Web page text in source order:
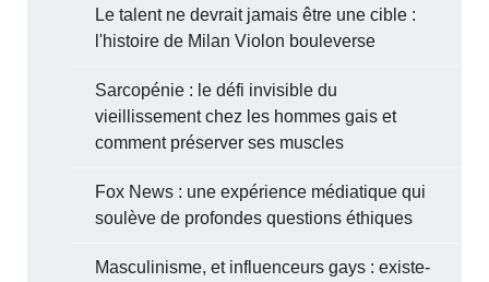
Le talent ne devrait jamais être une cible :
l'histoire de Milan Violon bouleverse
Sarcopénie : le défi invisible du
vieillissement chez les hommes gais et
comment préserver ses muscles
Fox News : une expérience médiatique qui
soulève de profondes questions éthiques
Masculinisme, et influenceurs gays : existe-